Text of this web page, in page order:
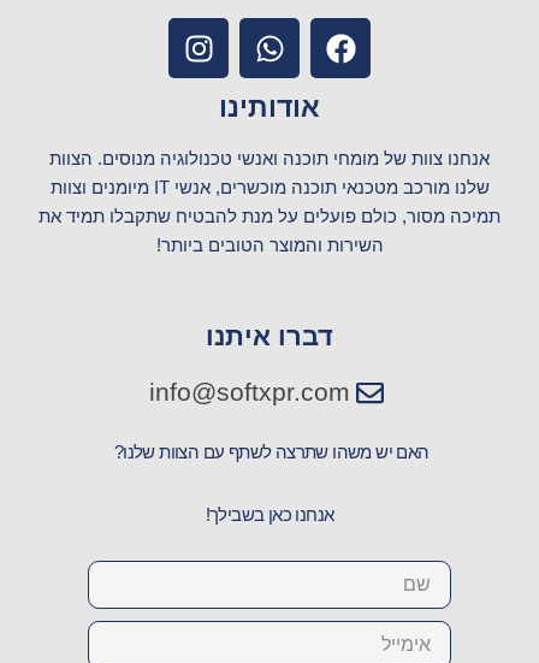
F
a
b
o
o
k
W
h
a
t
s
a
p
p
I
n
a
g
r
a
אודותינו
אנחנו צוות של מומחי תוכנה ואנשי טכנולוגיה מנוסים. הצוות
שלנו מורכב מטכנאי תוכנה מוכשרים, אנשי IT מיומנים וצוות
תמיכה מסור, כולם פועלים על מנת להבטיח שתקבלו תמיד את
השירות והמוצר הטובים ביותר!
דברו איתנו
info@softxpr.com
האם יש משהו שתרצה לשתף עם הצוות שלנו?
אנחנו כאן בשבילך!
Name
Email